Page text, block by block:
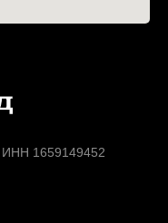
ИНН 1659149452